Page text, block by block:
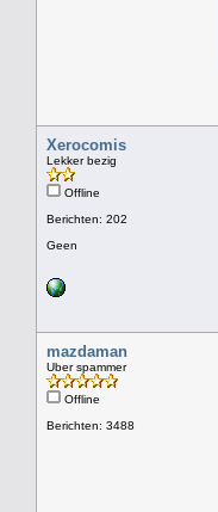
Xerocomis
Lekker bezig
Offline
Berichten: 202
Geen
mazdaman
Uber spammer
Offline
Berichten: 3488